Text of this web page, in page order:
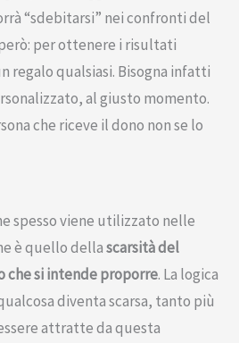
“sdebitarsi” nei confronti del
per ottenere i risultati
regalo qualsiasi. Bisogna infatti
al giusto momento.
che riceve il dono non se lo
spesso viene utilizzato nelle
è quello dellascarsità del
che si intende proporre. La logica
diventa scarsa, tanto più
attratte da questa